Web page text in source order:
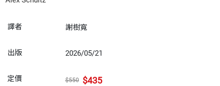
譯者 謝樹寬
出版 2026/05/21
定價 $550 $435